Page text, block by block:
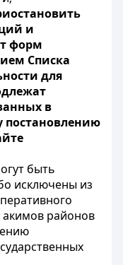
и
форм
Списка
для
в
постановлению
быть
исключены из
акимов районов